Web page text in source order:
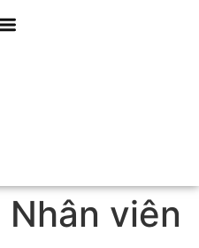
Nhân viên